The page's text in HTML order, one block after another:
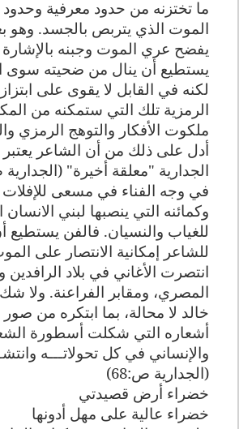
ما تختزنه من حدود معرفية
الموت الذي يتربص بالجسد. وهو
يفضح عري الموت وجبنه بالإشارة
يستطيع أن ينال من ضحيته سوى
لكنه في القابل لا يقوى على
الرمزية تلك التي ستمكنه من
أدل على ذلك من أن الشاعر
في وجه الفناء في مسعى
وكمائنه التي ينصبها لبني الانسان
للغياب والنسيان. فالفن يستطيع
للشاعر إمكانية الانتصار على
انتصرت الأغاني في بلاد
المصري، ومقابر الفراعنة. ولا
خالد لا محالة، بما ابتكره من
أشعاره التي شكلت أسطورة
والإنساني في كل تحولاتـــه
(الجدارية ص:68)
خضراء أرض قصيدتي
خضراء عالية على مهل أدونها